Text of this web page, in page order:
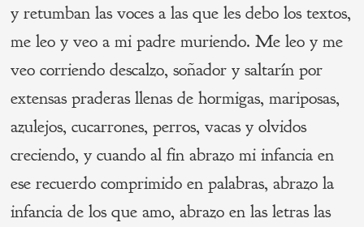
y retumban las voces a las que les debo los textos,
me leo y veo a mi padre muriendo. Me leo y me
veo corriendo descalzo, soñador y saltarín por
extensas praderas llenas de hormigas, mariposas,
azulejos, cucarrones, perros, vacas y olvidos
creciendo, y cuando al fin abrazo mi infancia en
ese recuerdo comprimido en palabras, abrazo la
infancia de los que amo, abrazo en las letras las